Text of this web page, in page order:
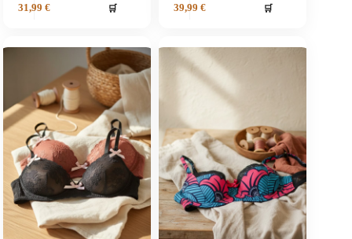
31,99 € 🛒 39,99 € 🛒